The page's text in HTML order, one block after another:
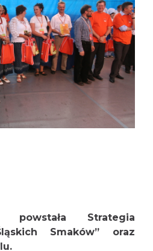
powstała Strategia
Smaków” oraz